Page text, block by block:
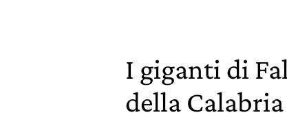
I giganti di
della Calabria